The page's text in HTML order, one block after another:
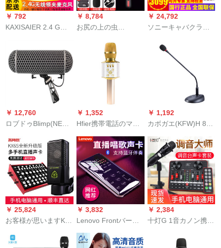
nano+Profeです。
がレコーディングし
て歌を歌います。マ
イク専门の设备は全
ン4 nano+レヴェット
で441セトです。
￥ 792
KAXISAIER 2.4 G无
拡声器リアダー式ジ
ットテープテープテ
ープ生录音取材カメ
ラ一眼レフ2.4 Gワイ
ヤレスドレッド
￥ 8,784
お尻の上の虫
電話のマイク全国民K
歌ワイヤレス
Bluetooth Smaトラッ
クは音響室外カラオ
スティックを持ちま
す。
￥ 24,792
ソニーキャバクラの
+四電一充+マイク収
集箱+博雅携帯帯電話
の中継線に適用され
￥ 12,760
ロブドゥBlimp(NEW)
ンパセト3点セット
￥ 1,352
Hfier携帯電話のマイ
ク無線Bluetoothには
音声カドのマイクを
内蔵しています。全
国民K歌震え生放送コ
リンサー·マイクオ一
体セト携帯帯电话テ
レコムX 5金
￥ 1,192
カボガエ(KFW)H 836
会议マイクリングリ
ングリングリングピ
ル
￥ 25,824
お客様が思いますKX
ア・デュデッキ・デ
￥ 3,832
Lenovo Frontバージ
のサドンドンのサウ
ンドトラックを录音
￥ 2,384
十灯G 1音カノン携帯
ク神器デスティック